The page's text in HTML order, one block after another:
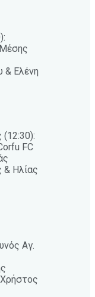
& Ελένη
(12:30):
FC
& Ηλίας
Αγ.